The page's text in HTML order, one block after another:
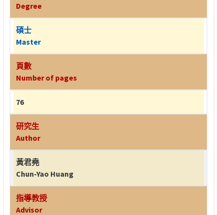
Degree
碩士
Master
頁數
Number of pages
76
研究生
Author
黃君堯
Chun-Yao Huang
指導教授
Advisor